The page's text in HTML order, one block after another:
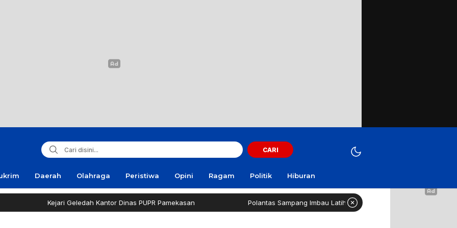
CARI
Daerah Olahraga Peristiwa Opini Ragam Politik Hiburan
Kejari Geledah Kantor Dinas PUPR Pamekasan Polantas Sampang Imbau Latihan Gerak Jalan Tak Gunakan Jalan Raya